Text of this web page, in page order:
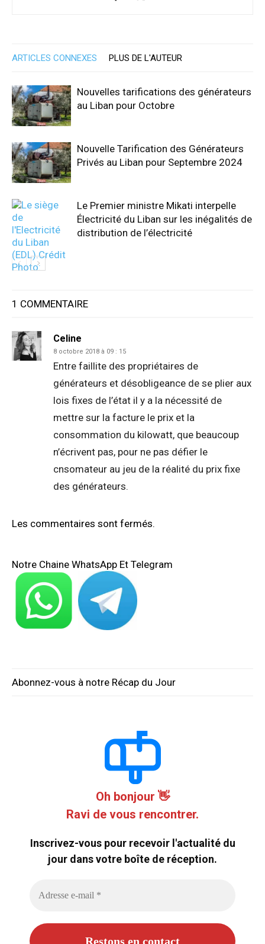
ARTICLES CONNEXES PLUS DE L'AUTEUR
Nouvelles tarifications des générateurs
au Liban pour Octobre
Nouvelle Tarification des Générateurs
Privés au Liban pour Septembre 2024
Le Premier ministre Mikati interpelle
Électricité du Liban sur les inégalités de
distribution de l’électricité
1 COMMENTAIRE
Celine
8 octobre 2018 à 09 : 15
Entre faillite des propriétaires de
générateurs et désobligeance de se plier aux
lois fixes de l’état il y a la nécessité de
mettre sur la facture le prix et la
consommation du kilowatt, que beaucoup
n’écrivent pas, pour ne pas défier le
cnsomateur au jeu de la réalité du prix fixe
des générateurs.
Les commentaires sont fermés.
Notre Chaine WhatsApp Et Telegram
Abonnez-vous à notre Récap du Jour
Oh bonjour 👋
Ravi de vous rencontrer.
Inscrivez-vous pour recevoir l'actualité du
jour dans votre boîte de réception.